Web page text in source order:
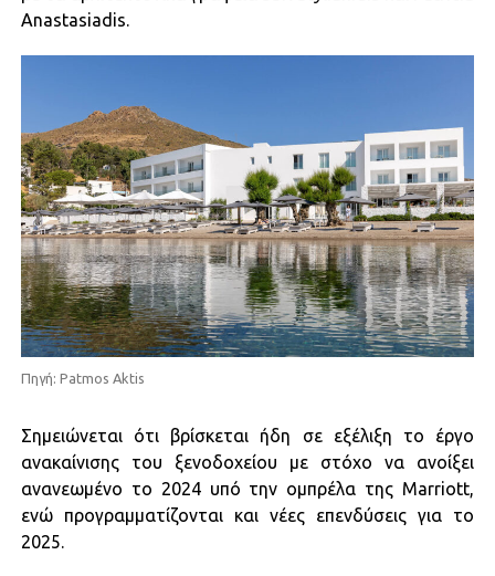
Anastasiadis.
Πηγή: Patmos Aktis
Σημειώνεται ότι βρίσκεται ήδη σε εξέλιξη το έργο
ανακαίνισης του ξενοδοχείου με στόχο να ανοίξει
ανανεωμένο το 2024 υπό την ομπρέλα της Marriott,
ενώ προγραμματίζονται και νέες επενδύσεις για το
2025.